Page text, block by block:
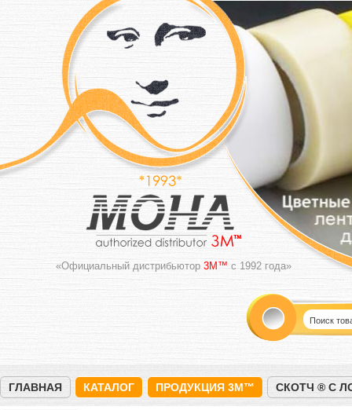
«Официальный дистрибьютор 3M™ с 1992 года»
ГЛАВНАЯ КАТАЛОГ ПРОДУКЦИЯ 3M™ СКОТЧ ® С